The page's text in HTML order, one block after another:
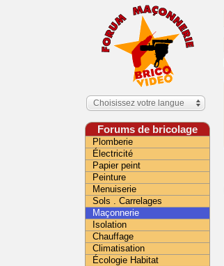
Choisissez votre langue
Forums de bricolage
Plomberie
Électricité
Papier peint
Peinture
Menuiserie
Sols . Carrelages
Maçonnerie
Isolation
Chauffage
Climatisation
Écologie Habitat